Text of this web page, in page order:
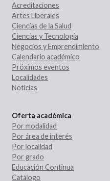
Acreditaciones
Artes Liberales
Ciencias de la Salud
Ciencias y Tecnología
Negocios y Emprendimiento
Calendario académico
Próximos eventos
Localidades
Noticias
Oferta académica
Por modalidad
Por área de interés
Por localidad
Por grado
Educación Continua
Catálogo